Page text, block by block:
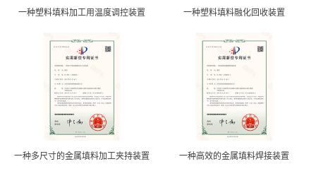
一种塑料填料加工用温度调控装置 一种塑料填料融化回收装置
一种多尺寸的金属填料加工夹持装置 一种高效的金属填料焊接装置